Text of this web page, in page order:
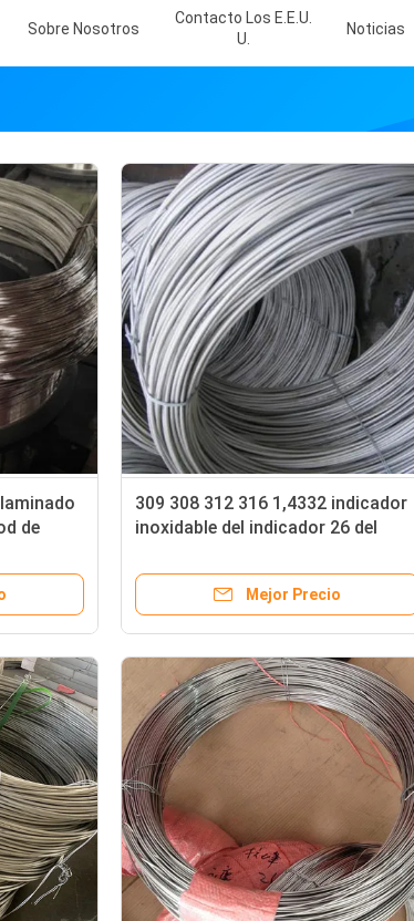
Sobre Nosotros
Contacto Los E.E.U.
U.
Noticias
de
309 308 312 316 1,4332 indicador
inoxidable del indicador 26 del
acero 22
Mejor Precio